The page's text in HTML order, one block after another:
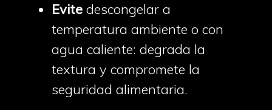
Evite descongelar a
temperatura ambiente o con
agua caliente: degrada la
textura y compromete la
seguridad alimentaria.